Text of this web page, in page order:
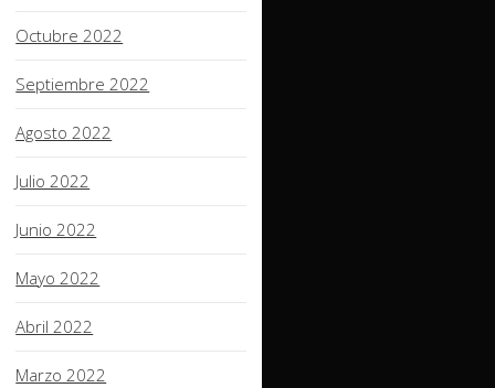
Octubre 2022
Septiembre 2022
Agosto 2022
Julio 2022
Junio 2022
Mayo 2022
Abril 2022
Marzo 2022